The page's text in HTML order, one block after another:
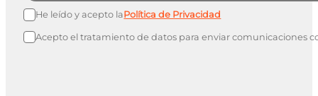
He leído y acepto laPolítica de Privacidad
Acepto el tratamiento de datos para enviar comunicaciones